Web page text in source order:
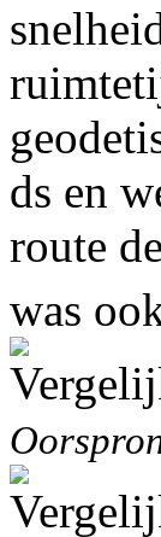
ds en
route
was